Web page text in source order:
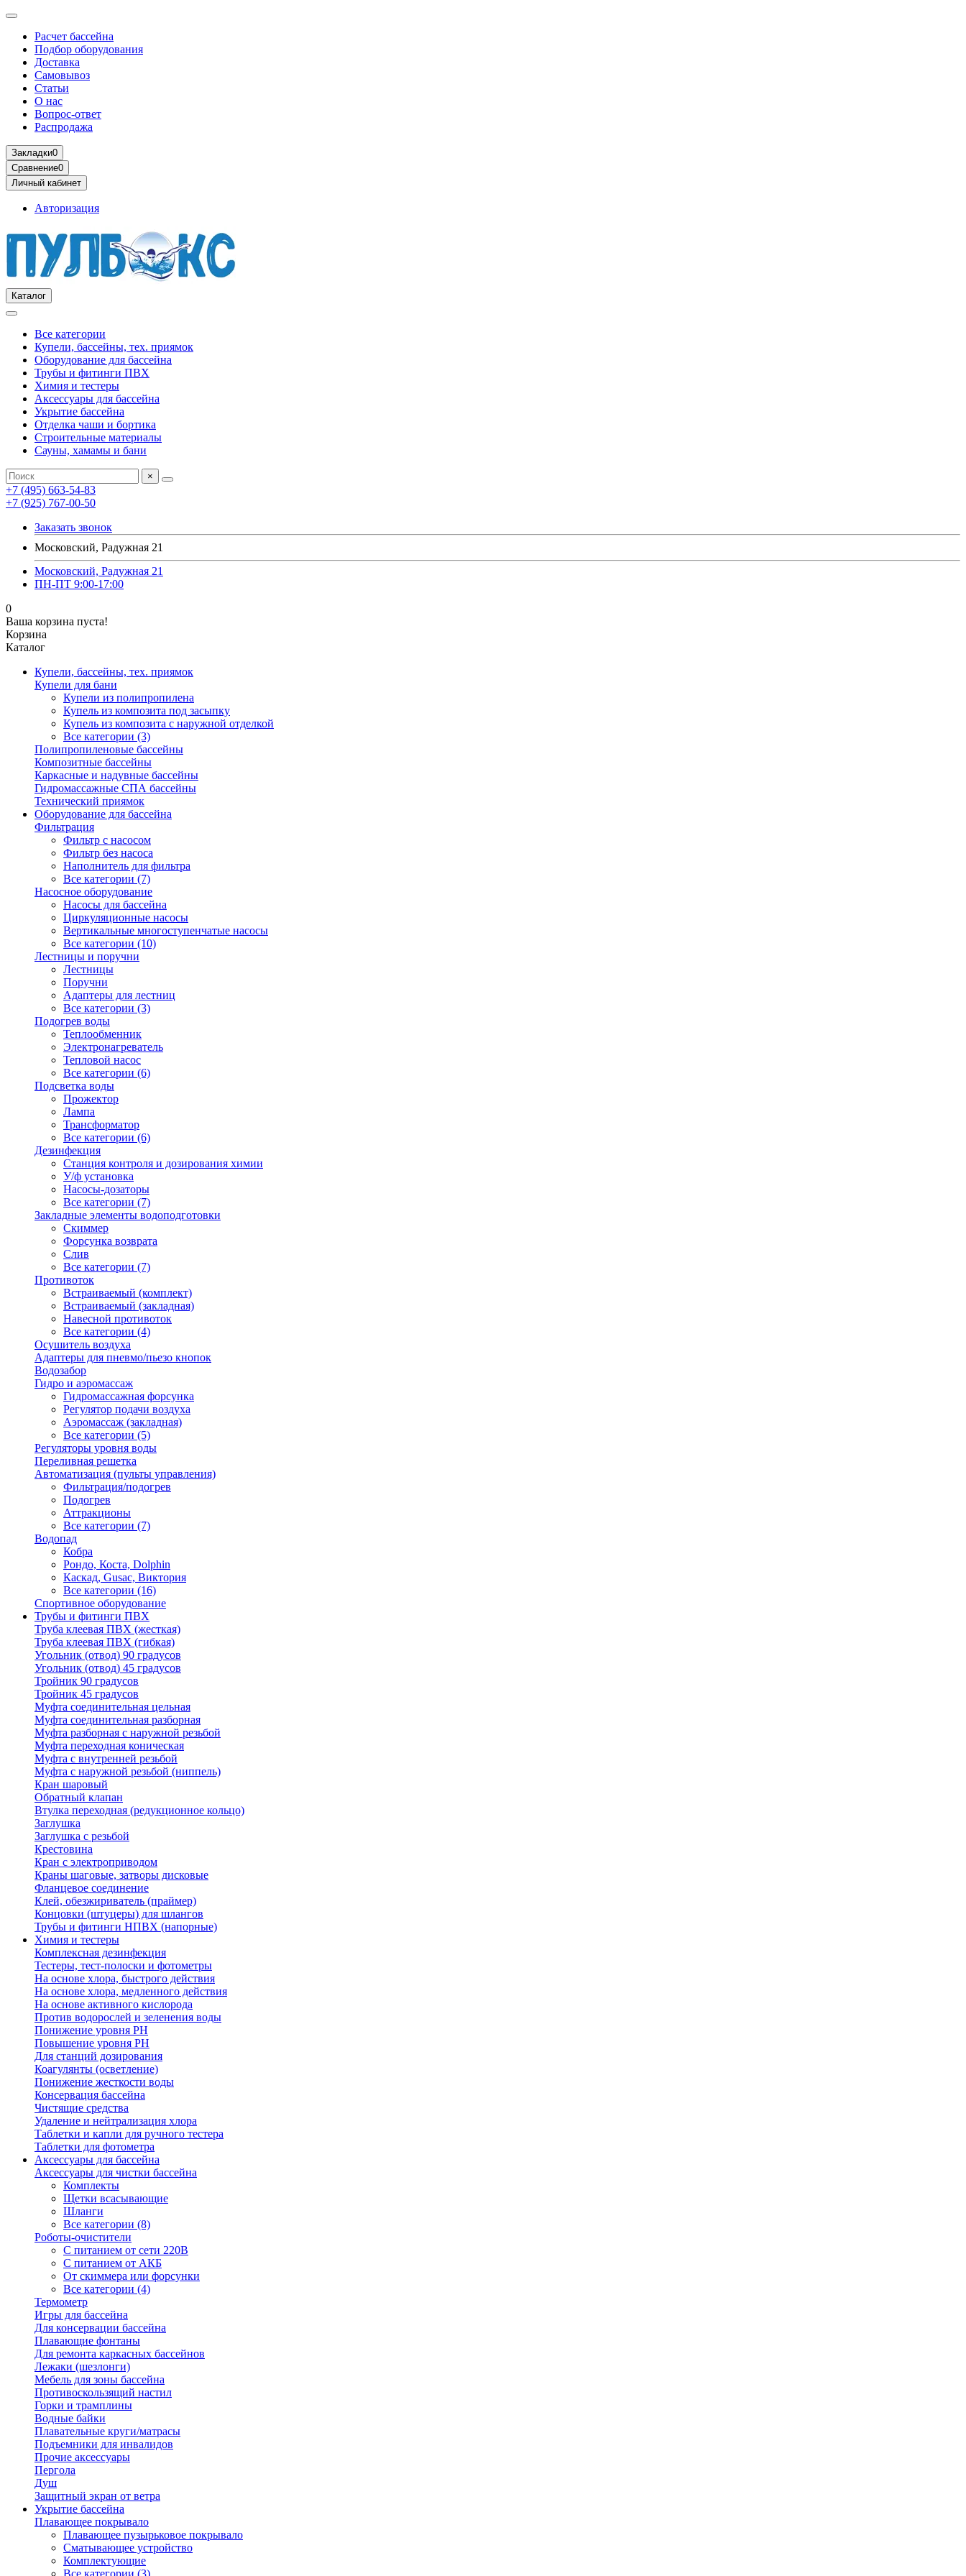
Расчет бассейна
Подбор оборудования
Доставка
Самовывоз
Статьи
О нас
Вопрос-ответ
Распродажа
Закладки0
Сравнение0
Личный кабинет
Авторизация
Каталог
Все категории
Купели, бассейны, тех. приямок
Оборудование для бассейна
Трубы и фитинги ПВХ
Химия и тестеры
Аксессуары для бассейна
Укрытие бассейна
Отделка чаши и бортика
Строительные материалы
Сауны, хамамы и бани
×
+7 (495) 663-54-83
+7 (925) 767-00-50
Заказать звонок
Московский, Радужная 21
Московский, Радужная 21
ПН-ПТ 9:00-17:00
0
Ваша корзина пуста!
Корзина
Каталог
Купели, бассейны, тех. приямок
Купели для бани
Купели из полипропилена
Купель из композита под засыпку
Купель из композита с наружной отделкой
Все категории (3)
Полипропиленовые бассейны
Композитные бассейны
Каркасные и надувные бассейны
Гидромассажные СПА бассейны
Технический приямок
Оборудование для бассейна
Фильтрация
Фильтр с насосом
Фильтр без насоса
Наполнитель для фильтра
Все категории (7)
Насосное оборудование
Насосы для бассейна
Циркуляционные насосы
Вертикальные многоступенчатые насосы
Все категории (10)
Лестницы и поручни
Лестницы
Поручни
Адаптеры для лестниц
Все категории (3)
Подогрев воды
Теплообменник
Электронагреватель
Тепловой насос
Все категории (6)
Подсветка воды
Прожектор
Лампа
Трансформатор
Все категории (6)
Дезинфекция
Станция контроля и дозирования химии
У/ф установка
Насосы-дозаторы
Все категории (7)
Закладные элементы водоподготовки
Скиммер
Форсунка возврата
Слив
Все категории (7)
Противоток
Встраиваемый (комплект)
Встраиваемый (закладная)
Навесной противоток
Все категории (4)
Осушитель воздуха
Адаптеры для пневмо/пьезо кнопок
Водозабор
Гидро и аэромассаж
Гидромассажная форсунка
Регулятор подачи воздуха
Аэромассаж (закладная)
Все категории (5)
Регуляторы уровня воды
Переливная решетка
Автоматизация (пульты управления)
Фильтрация/подогрев
Подогрев
Аттракционы
Все категории (7)
Водопад
Кобра
Рондо, Коста, Dolphin
Каскад, Gusac, Виктория
Все категории (16)
Спортивное оборудование
Трубы и фитинги ПВХ
Труба клеевая ПВХ (жесткая)
Труба клеевая ПВХ (гибкая)
Угольник (отвод) 90 градусов
Угольник (отвод) 45 градусов
Тройник 90 градусов
Тройник 45 градусов
Муфта соединительная цельная
Муфта соединительная разборная
Муфта разборная с наружной резьбой
Муфта переходная коническая
Муфта с внутренней резьбой
Муфта с наружной резьбой (ниппель)
Кран шаровый
Обратный клапан
Втулка переходная (редукционное кольцо)
Заглушка
Заглушка с резьбой
Крестовина
Кран с электроприводом
Краны шаговые, затворы дисковые
Фланцевое соединение
Клей, обезжириватель (праймер)
Концовки (штуцеры) для шлангов
Трубы и фитинги НПВХ (напорные)
Химия и тестеры
Комплексная дезинфекция
Тестеры, тест-полоски и фотометры
На основе хлора, быстрого действия
На основе хлора, медленного действия
На основе активного кислорода
Против водорослей и зеленения воды
Понижение уровня РН
Повышение уровня РН
Для станций дозирования
Коагулянты (осветление)
Понижение жесткости воды
Консервация бассейна
Чистящие средства
Удаление и нейтрализация хлора
Таблетки и капли для ручного тестера
Таблетки для фотометра
Аксессуары для бассейна
Аксессуары для чистки бассейна
Комплекты
Щетки всасывающие
Шланги
Все категории (8)
Роботы-очистители
С питанием от сети 220В
С питанием от АКБ
От скиммера или форсунки
Все категории (4)
Термометр
Игры для бассейна
Для консервации бассейна
Плавающие фонтаны
Для ремонта каркасных бассейнов
Лежаки (шезлонги)
Мебель для зоны бассейна
Противоскользящий настил
Горки и трамплины
Водные байки
Плавательные круги/матрасы
Подъемники для инвалидов
Прочие аксессуары
Пергола
Душ
Защитный экран от ветра
Укрытие бассейна
Плавающее покрывало
Плавающее пузырьковое покрывало
Сматывающее устройство
Комплектующие
Все категории (3)